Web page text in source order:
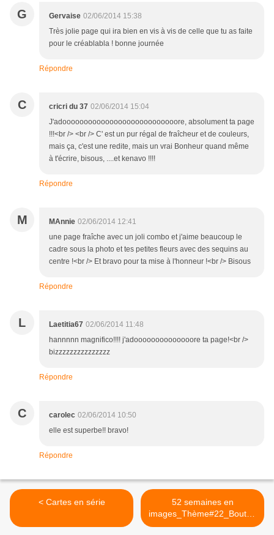
G Gervaise 02/06/2014 15:38
Très jolie page qui ira bien en vis à vis de celle que tu as faite
pour le créablabla ! bonne journée
Répondre
C cricri du 37 02/06/2014 15:04
J'adooooooooooooooooooooooooooore, absolument ta page
!!!<br /> <br /> C' est un pur régal de fraîcheur et de couleurs,
mais ça, c'est une redite, mais un vrai Bonheur quand même
à t'écrire, bisous, ....et kenavo !!!!
Répondre
M MAnnie 02/06/2014 12:41
une page fraîche avec un joli combo et j'aime beaucoup le
cadre sous la photo et tes petites fleurs avec des sequins au
centre !<br /> Et bravo pour ta mise à l'honneur !<br /> Bisous
Répondre
L Laetitia67 02/06/2014 11:48
hannnnn magnifico!!!! j'adoooooooooooooore ta page!<br />
bizzzzzzzzzzzzzzz
Répondre
C carolec 02/06/2014 10:50
elle est superbe!! bravo!
Répondre
< Cartes en série
52 semaines en
images_Thème#22_Bouton
>